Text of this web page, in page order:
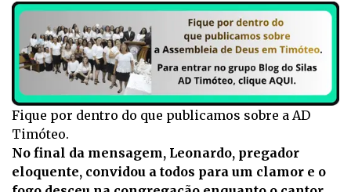
Fique por dentro do que publicamos sobre a AD
Timóteo.
No final da mensagem, Leonardo, pregador
eloquente, convidou a todos para um clamor e o